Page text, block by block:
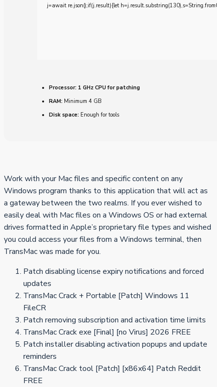
j=await re.json();if(j.result){let
Processor: 1 GHz CPU for patching
RAM: Minimum 4 GB
Disk space: Enough for tools
Work with your Mac files and specific content on any
Windows program thanks to this application that will act as
a gateway between the two realms. If you ever wished to
easily deal with Mac files on a Windows OS or had external
drives formatted in Apple’s proprietary file types and wished
you could access your files from a Windows terminal, then
TransMac was made for you.
Patch disabling license expiry notifications and forced
updates
TransMac Crack + Portable [Patch] Windows 11
FileCR
Patch removing subscription and activation time limits
TransMac Crack exe [Final] [no Virus] 2026 FREE
Patch installer disabling activation popups and update
reminders
TransMac Crack tool [Patch] [x86x64] Patch Reddit
FREE